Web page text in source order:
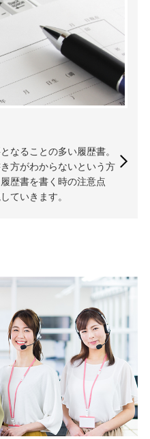
なることの多い履歴書。
方がわからないという方
歴書を書く時の注意点
ていきます。